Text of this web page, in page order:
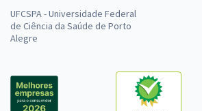
UFCSPA - Universidade Federal
de Ciência da Saúde de Porto
Alegre